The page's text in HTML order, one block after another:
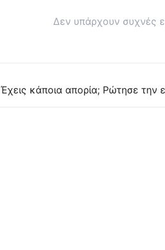
Δεν υπάρχουν συχνές
Έχεις κάποια απορία; Ρώτησε την